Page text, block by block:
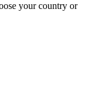
your country or